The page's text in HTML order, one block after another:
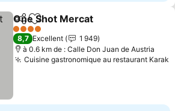
PartagerAjouter à mes favoris
One Shot Mercat
4 Étoiles
8,7 Excellent
1 949
à 0.6 km de : Calle Don Juan de Austria
Cuisine gastronomique au restaurant Karak